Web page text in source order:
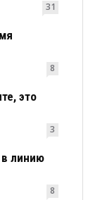
31
8
это
3
в линию
8